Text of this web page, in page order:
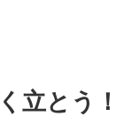
立とう